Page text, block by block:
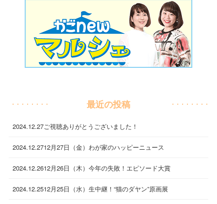
最近の投稿
2024.12.27ご視聴ありがとうございました！
2024.12.2712月27日（金）わが家のハッピーニュース
2024.12.2612月26日（木）今年の失敗！エピソード大賞
2024.12.2512月25日（水）生中継！“猫のダヤン”原画展